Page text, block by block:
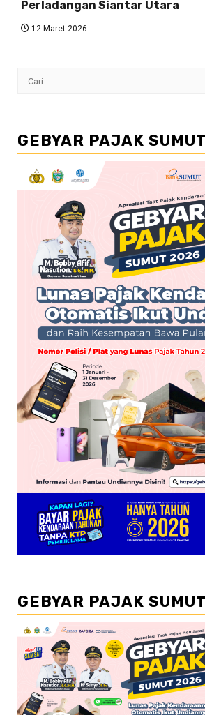
Perladangan Siantar Utara
12 Maret 2026
Cari
GEBYAR PAJAK SUMUT
GEBYAR PAJAK